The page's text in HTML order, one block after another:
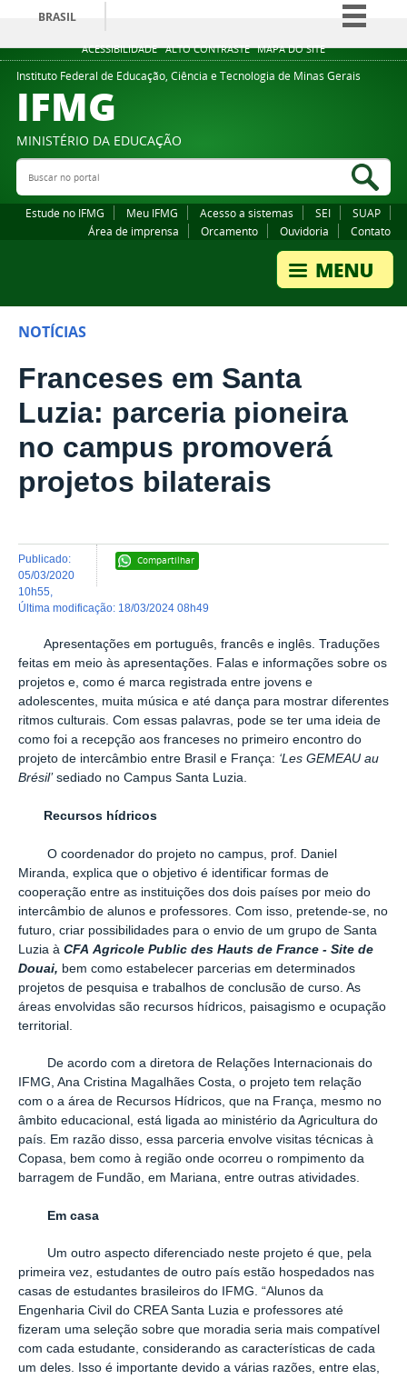
ACESSIBILIDADE ALTO CONTRASTE MAPA DO SITE
BRASIL
Simplifique!
Comunica BR
Legislação
Instituto Federal de Educação, Ciência e Tecnologia de Minas Gerais
IFMG
MINISTÉRIO DA EDUCAÇÃO
Buscar no portal
Estude no IFMG Meu IFMG Acesso a sistemas SEI
SUAP
Área de imprensa
Orcamento Ouvidoria Contato
NOTÍCIAS
Franceses em Santa
Luzia: parceria pioneira
no campus promoverá
projetos bilaterais
Compartilhar
publicado:
05/03/2020
10h55
última modificação: 18/03/2024 08h49
Apresentações em português, francês e inglês. Traduções
feitas em meio às apresentações. Falas e informações sobre os
projetos e, como é marca registrada entre jovens e
adolescentes, muita música e até dança para mostrar diferentes
ritmos culturais. Com essas palavras, pode se ter uma ideia de
como foi a recepção aos franceses no primeiro encontro do
projeto de intercâmbio entre Brasil e França: ‘Les GEMEAU au
Brésil’sediado no Campus Santa Luzia.
Recursos hídricos
O coordenador do projeto no campus, prof. Daniel
Miranda, explica que o objetivo é identificar formas de
cooperação entre as instituições dos dois países por meio do
intercâmbio de alunos e professores. Com isso, pretende-se, no
futuro, criar possibilidades para o envio de um grupo de Santa
Luzia à CFA Agricole Public des Hauts de France - Site de
Douai, bem como estabelecer parcerias em determinados
projetos de pesquisa e trabalhos de conclusão de curso. As
áreas envolvidas são recursos hídricos, paisagismo e ocupação
territorial.
De acordo com a diretora de Relações Internacionais do
IFMG, Ana Cristina Magalhães Costa, o projeto tem relação
com o a área de Recursos Hídricos, que na França, mesmo no
âmbito educacional, está ligada ao ministério da Agricultura do
país. Em razão disso, essa parceria envolve visitas técnicas à
Copasa, bem como à região onde ocorreu o rompimento da
barragem de Fundão, em Mariana, entre outras atividades.
Em casa
Um outro aspecto diferenciado neste projeto é que, pela
primeira vez, estudantes de outro país estão hospedados nas
casas de estudantes brasileiros do IFMG. “Alunos da
Engenharia Civil do CREA Santa Luzia e professores até
fizeram uma seleção sobre que moradia seria mais compatível
com cada estudante, considerando as características de cada
um deles. Isso é importante devido a várias razões, entre elas,